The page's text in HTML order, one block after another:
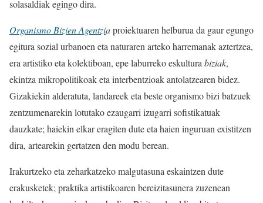
solasaldiak egingo dira.
Organismo Bizien Agentziaproiektuaren helburua da gaur egungo
egitura sozial urbanoen eta naturaren arteko harremanak aztertzea,
era artistiko eta kolektiboan, epe laburreko eskulturabiziak,
ekintza mikropolitikoak eta interbentzioak antolatzearen bidez.
Gizakiekin alderatuta, landareek eta beste organismo bizi batzuek
zentzumenarekin lotutako ezaugarri izugarri sofistikatuak
dauzkate; haiekin elkar eragiten dute eta haien inguruan existitzen
dira, artearekin gertatzen den modu berean.
Irakurtzeko eta zeharkatzeko malgutasuna eskaintzen dute
erakusketek; praktika artistikoaren bereizitasunera zuzenean